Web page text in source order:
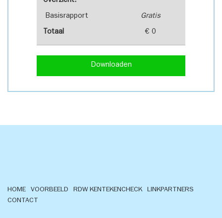
Basisrapport Gratis
Totaal € 0
Downloaden
HOME VOORBEELD RDW KENTEKENCHECK
LINKPARTNERS
CONTACT